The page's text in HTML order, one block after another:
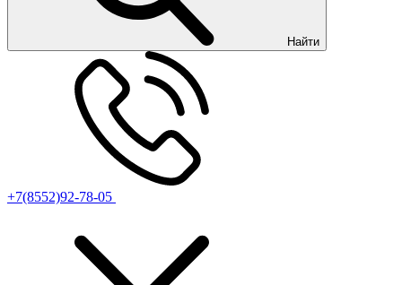
Найти
+7(8552)92-78-05